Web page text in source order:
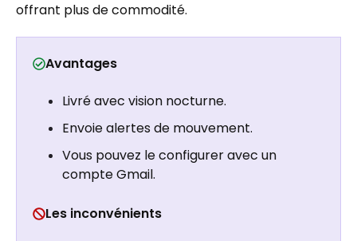
offrant plus de commodité.
Avantages
Livré avec vision nocturne.
Envoie alertes de mouvement.
Vous pouvez le configurer avec un
compte Gmail.
Les inconvénients